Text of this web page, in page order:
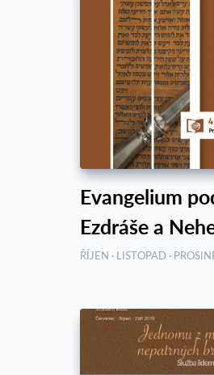
Evangelium
Ezdráše a
ŘÍJEN · LISTOPAD ·